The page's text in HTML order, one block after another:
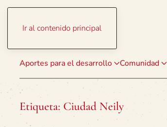
Ir al contenido principal
Aportes para el desarrollo Comunidad
Etiqueta: Ciudad Neily